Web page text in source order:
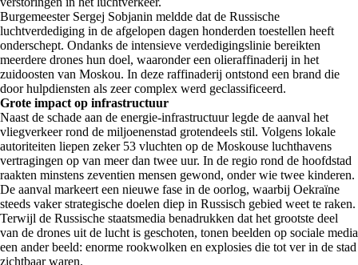
Burgemeester Sergej Sobjanin meldde dat de Russische
luchtverdediging in de afgelopen dagen honderden toestellen heeft
onderschept. Ondanks de intensieve verdedigingslinie bereikten
meerdere drones hun doel, waaronder een olieraffinaderij in het
zuidoosten van Moskou. In deze raffinaderij ontstond een brand die
door hulpdiensten als zeer complex werd geclassificeerd.
Grote impact op infrastructuur
Naast de schade aan de energie-infrastructuur legde de aanval het
vliegverkeer rond de miljoenenstad grotendeels stil. Volgens lokale
autoriteiten liepen zeker 53 vluchten op de Moskouse luchthavens
vertragingen op van meer dan twee uur. In de regio rond de hoofdstad
raakten minstens zeventien mensen gewond, onder wie twee kinderen.
De aanval markeert een nieuwe fase in de oorlog, waarbij Oekraïne
steeds vaker strategische doelen diep in Russisch gebied weet te raken.
Terwijl de Russische staatsmedia benadrukken dat het grootste deel
van de drones uit de lucht is geschoten, tonen beelden op sociale media
een ander beeld: enorme rookwolken en explosies die tot ver in de stad
zichtbaar waren.